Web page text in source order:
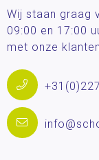
Wij staan graag
09:00 en 17:00
met onze